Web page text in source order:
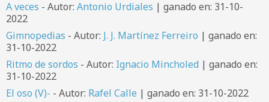
A veces - Autor: Antonio Urdiales | ganado en: 31-10-
2022
Gimnopedias - Autor: J. J. Martínez Ferreiro | ganado en:
31-10-2022
Ritmo de sordos - Autor: Ignacio Mincholed | ganado en:
31-10-2022
El oso (V)- - Autor: Rafel Calle | ganado en: 31-10-2022